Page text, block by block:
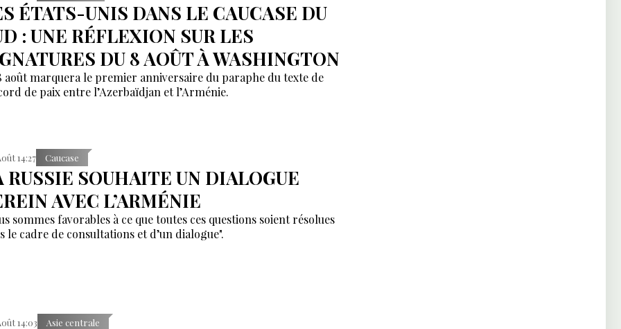
ÉTATS-UNIS DANS LE CAUCASE DU
: UNE RÉFLEXION SUR LES
DU 8 AOÛT À WASHINGTON
août marquera le premier anniversaire du paraphe du texte de
de paix entre l’Azerbaïdjan et l’Arménie.
14:27 Caucase
RUSSIE SOUHAITE UN DIALOGUE
AVEC L’ARMÉNIE
sommes favorables à ce que toutes ces questions soient résolues
le cadre de consultations et d’un dialogue".
14:03 Asie centrale